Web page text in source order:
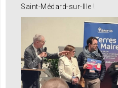
Saint-Médard-sur-Ille !